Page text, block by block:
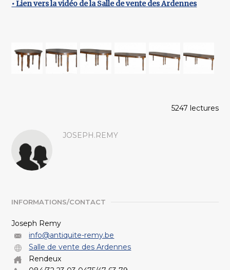
• Lien vers la vidéo de la Salle de vente des Ardennes
5247 lectures
JOSEPH.REMY
INFORMATIONS/CONTACT
Joseph Remy
info@antiquite-remy.be
Salle de vente des Ardennes
Rendeux